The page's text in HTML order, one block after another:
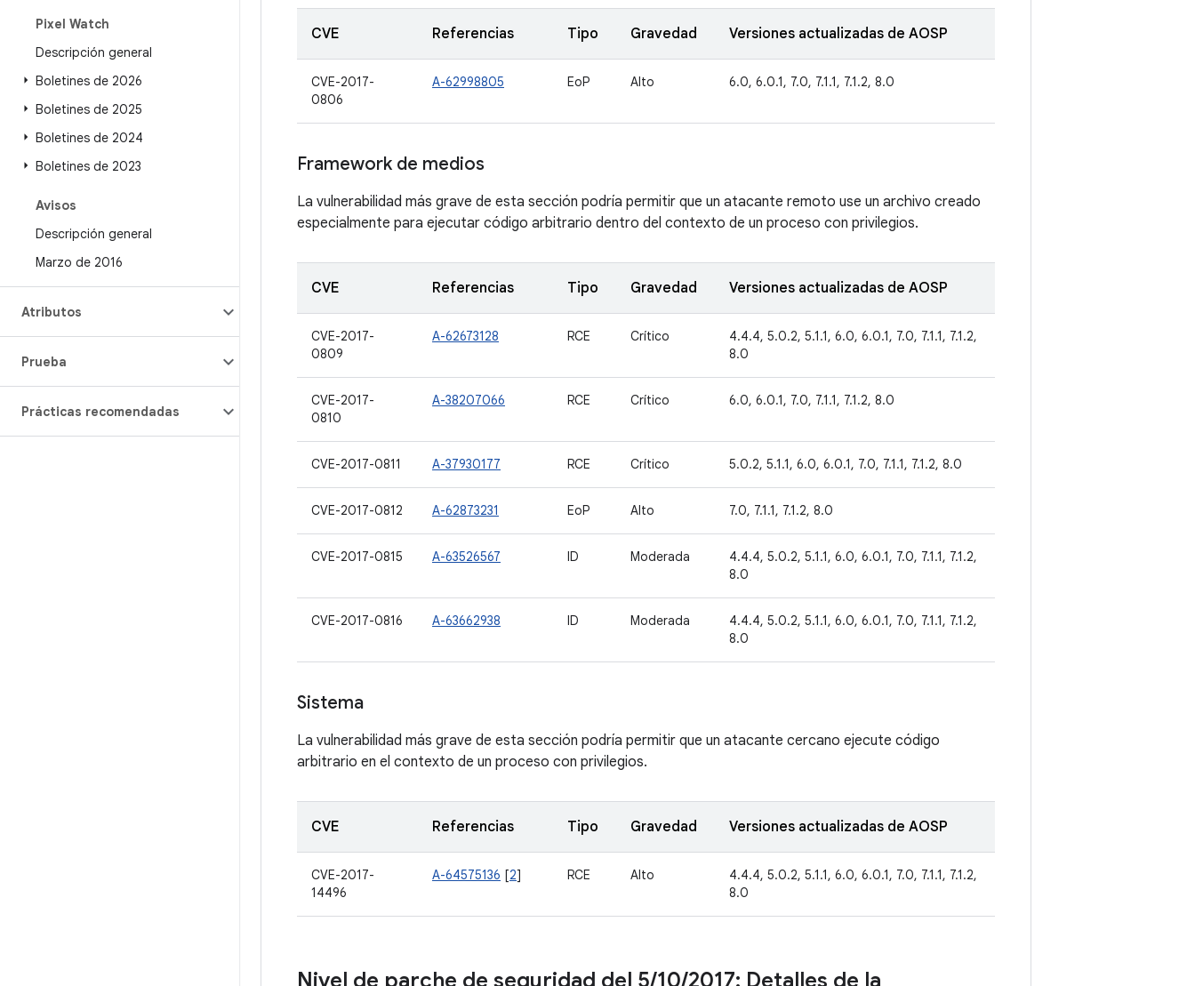
Pixel Watch
Descripción general
Boletines de 2026
Boletines de 2025
Boletines de 2024
Boletines de 2023
Avisos
Descripción general
Marzo de 2016
Atributos
Prueba
Prácticas recomendadas
CVE Referencias Tipo Gravedad Versiones actualizadas de AOSP
CVE-2017-
0806
A-62998805 EoP Alto 6.0, 6.0.1, 7.0, 7.1.1, 7.1.2, 8.0
Framework de medios
La vulnerabilidad más grave de esta sección podría permitir que un atacante remoto use un archivo creado
especialmente para ejecutar código arbitrario dentro del contexto de un proceso con privilegios.
CVE Referencias Tipo Gravedad Versiones actualizadas de AOSP
CVE-2017-
0809
A-62673128 RCE Crítico
4.4.4, 5.0.2, 5.1.1, 6.0, 6.0.1, 7.0, 7.1.1, 7.1.2,
8.0
CVE-2017-
0810
A-38207066 RCE Crítico 6.0, 6.0.1, 7.0, 7.1.1, 7.1.2, 8.0
CVE-2017-0811 A-37930177 RCE Crítico 5.0.2, 5.1.1, 6.0, 6.0.1, 7.0, 7.1.1, 7.1.2, 8.0
CVE-2017-0812 A-62873231 EoP Alto 7.0, 7.1.1, 7.1.2, 8.0
CVE-2017-0815 A-63526567 ID Moderada
4.4.4, 5.0.2, 5.1.1, 6.0, 6.0.1, 7.0, 7.1.1, 7.1.2,
8.0
CVE-2017-0816 A-63662938 ID Moderada
4.4.4, 5.0.2, 5.1.1, 6.0, 6.0.1, 7.0, 7.1.1, 7.1.2,
8.0
Sistema
La vulnerabilidad más grave de esta sección podría permitir que un atacante cercano ejecute código
arbitrario en el contexto de un proceso con privilegios.
CVE Referencias Tipo Gravedad Versiones actualizadas de AOSP
CVE-2017-
14496
A-64575136 [2] RCE Alto
4.4.4, 5.0.2, 5.1.1, 6.0, 6.0.1, 7.0, 7.1.1, 7.1.2,
8.0
Nivel de parche de seguridad del 5/10/2017: Detalles de la